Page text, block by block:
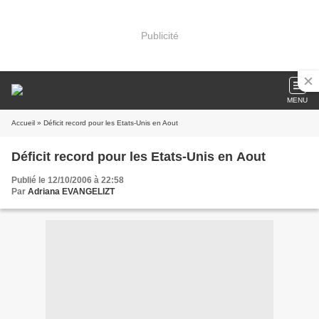
Publicité
MENU
Accueil » Déficit record pour les Etats-Unis en Aout
Déficit record pour les Etats-Unis en Aout
Publié le 12/10/2006 à 22:58
Par Adriana EVANGELIZT